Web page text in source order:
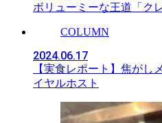
ボリューミーな王道「ク
COLUMN
2024.06.17
【実食レポート】焦がし
イヤルホスト